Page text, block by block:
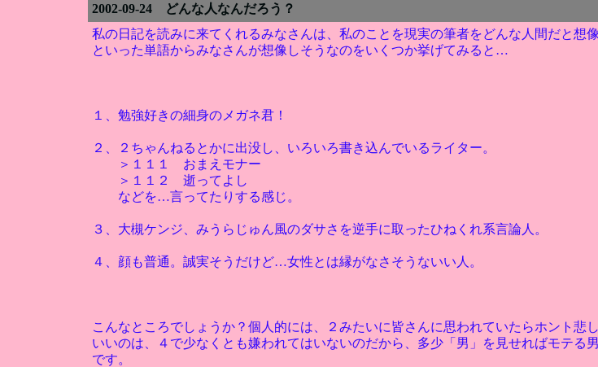
2002-09-24 どんな人なんだろう？
私の日記を読みに来てくれるみなさんは、私のことを現実の筆者をどんな人間だと想
といった単語からみなさんが想像しそうなのをいくつか挙げてみると…
１、勉強好きの細身のメガネ君！
２、２ちゃんねるとかに出没し、いろいろ書き込んでいるライター。
＞１１１ おまえモナー
＞１１２ 逝ってよし
などを…言ってたりする感じ。
３、大槻ケンジ、みうらじゅん風のダサさを逆手に取ったひねくれ系言論人。
４、顔も普通。誠実そうだけど…女性とは縁がなさそうないい人。
こんなところでしょうか？個人的には、２みたいに皆さんに思われていたらホント
いいのは、４で少なくとも嫌われてはいないのだから、多少「男」を見せればモテ
です。